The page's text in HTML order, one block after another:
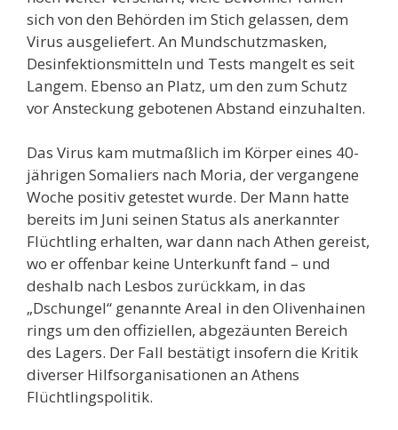
sich von den Behörden im Stich gelassen, dem
Virus ausgeliefert. An Mundschutzmasken,
Desinfektionsmitteln und Tests mangelt es seit
Langem. Ebenso an Platz, um den zum Schutz
vor Ansteckung gebotenen Abstand einzuhalten.
Das Virus kam mutmaßlich im Körper eines 40-
jährigen Somaliers nach Moria, der vergangene
Woche positiv getestet wurde. Der Mann hatte
bereits im Juni seinen Status als anerkannter
Flüchtling erhalten, war dann nach Athen gereist,
wo er offenbar keine Unterkunft fand – und
deshalb nach Lesbos zurückkam, in das
„Dschungel“ genannte Areal in den Olivenhainen
rings um den offiziellen, abgezäunten Bereich
des Lagers. Der Fall bestätigt insofern die Kritik
diverser Hilfsorganisationen an Athens
Flüchtlingspolitik.